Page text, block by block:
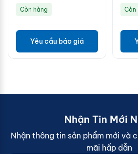
Còn hàng
Yêu cầu báo giá
Còn
Nhận Tin Mới
Nhận thông tin sản phẩm mới và
mãi hấp dẫn